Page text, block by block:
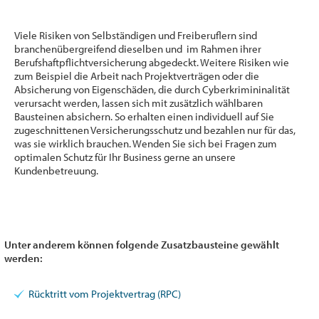
Viele Risiken von Selbständigen und Freiberuflern sind
branchenübergreifend dieselben und im Rahmen ihrer
Berufshaftpflichtversicherung abgedeckt. Weitere Risiken wie
zum Beispiel die Arbeit nach Projektverträgen oder die
Absicherung von Eigenschäden, die durch Cyberkrimininalität
verursacht werden, lassen sich mit zusätzlich wählbaren
Bausteinen absichern. So erhalten einen individuell auf Sie
zugeschnittenen Versicherungsschutz und bezahlen nur für das,
was sie wirklich brauchen. Wenden Sie sich bei Fragen zum
optimalen Schutz für Ihr Business gerne an unsere
Kundenbetreuung.
Unter anderem können folgende Zusatzbausteine gewählt
werden:
Rücktritt vom Projektvertrag (RPC)